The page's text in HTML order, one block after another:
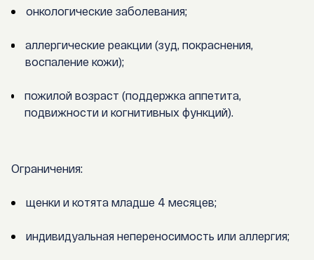
онкологические заболевания;
аллергические реакции (зуд, покраснения,
воспаление кожи);
пожилой возраст (поддержка аппетита,
подвижности и когнитивных функций).
Ограничения:
щенки и котята младше 4 месяцев;
индивидуальная непереносимость или аллергия;